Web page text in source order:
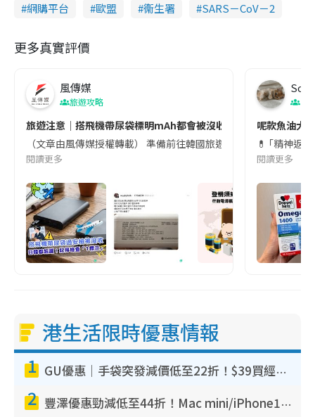
網購平台
歐盟 衞生署 SARS－CoV－2
更多真實評價
風傳媒
旅遊攻略
旅遊注意｜搭飛機帶尿袋標明mAh都會被沒收😱出發前切記檢查
（文章由風傳媒授權轉載） 準備前往韓國旅遊的民眾，近期要
閱讀更多
Soul
呢款魚油大
💊 ｢精神返
閱讀更多
港生活限時優惠情報
1 GU優惠｜手袋突發減價低至22折！$39買經典波士頓包/餃子袋！飾物同步減價$29起！
2 豐澤優惠勁減低至44折！Mac mini/iPhone17Pro大減價！廚房家電$220起